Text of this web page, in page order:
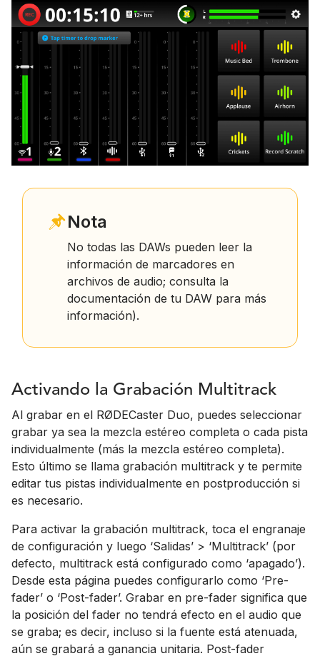
Nota
No todas las DAWs pueden leer la
información de marcadores en
archivos de audio; consulta la
documentación de tu DAW para más
información).
Activando la Grabación Multitrack
Al grabar en el RØDECaster Duo, puedes seleccionar
grabar ya sea la mezcla estéreo completa o cada pista
individualmente (más la mezcla estéreo completa).
Esto último se llama grabación multitrack y te permite
editar tus pistas individualmente en postproducción si
es necesario.
Para activar la grabación multitrack, toca el engranaje
de configuración y luego ‘Salidas’ > ‘Multitrack’ (por
defecto, multitrack está configurado como ‘apagado’).
Desde esta página puedes configurarlo como ‘Pre-
fader’ o ‘Post-fader’. Grabar en pre-fader significa que
la posición del fader no tendrá efecto en el audio que
se graba; es decir, incluso si la fuente está atenuada,
aún se grabará a ganancia unitaria. Post-fader